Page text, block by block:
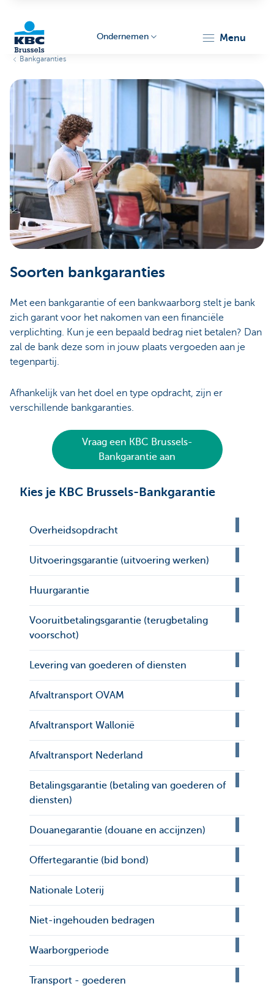
Ondernemers
Ondernemen menu
Bankgaranties
Soorten bankgaranties
Met een bankgarantie of een bankwaarborg stelt je bank
zich garant voor het nakomen van een financiële
verplichting. Kun je een bepaald bedrag niet betalen? Dan
zal de bank deze som in jouw plaats vergoeden aan je
tegenpartij.
Afhankelijk van het doel en type opdracht, zijn er
verschillende bankgaranties.
Vraag een KBC Brussels-
Bankgarantie aan
Kies je KBC Brussels-Bankgarantie
Overheidsopdracht
Uitvoeringsgarantie (uitvoering werken)
Huurgarantie
Vooruitbetalingsgarantie (terugbetaling
voorschot)
Levering van goederen of diensten
Afvaltransport OVAM
Afvaltransport Wallonië
Afvaltransport Nederland
Betalingsgarantie (betaling van goederen of
diensten)
Douanegarantie (douane en accijnzen)
Offertegarantie (bid bond)
Nationale Loterij
Niet-ingehouden bedragen
Waarborgperiode
Transport - goederen